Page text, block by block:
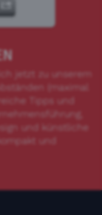
jetzt zu unserem
(maximal
Tipps und
und künstliche
und